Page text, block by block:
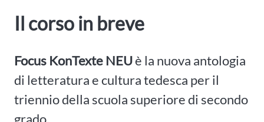
Il corso in breve
Focus KonTexte NEUè la nuova antologia
di letteratura e cultura tedesca per il
triennio della scuola superiore di secondo
grado.